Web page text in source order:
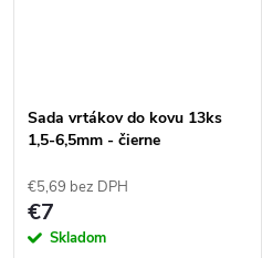
Sada vrtákov do kovu 13ks
1,5-6,5mm - čierne
€5,69 bez DPH
€7
Skladom